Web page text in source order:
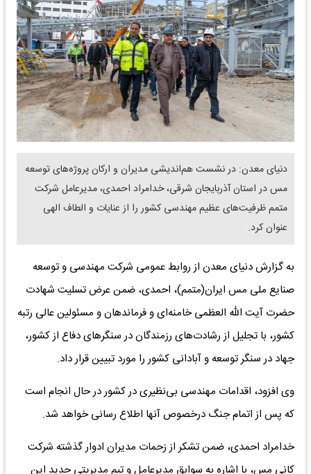
دنیای معدن: در نشست هم‌اندیشی مدیران و ارکان پروژه‌‌های توسعه
مس در استان آذربایجان شرقی، خدامراد احمدی، مدیرعامل شرکت
متمم ظرفیت‌های عظیم مهندسی کشور را از عنایات و الطاف الهی
عنوان کرد.
به گزارش دنیای معدن از روابط عمومی شرکت مهندسی و توسعه
صنایع ملی مس ایران(متمم)، احمدی، ضمن عرض تسلیت شهادت
حضرت آیت الله العظمی خامنه‌ای و فرماندهان و مسئولین عالی رتبه
کشور، با تجلیل از رشادت‌های رزمندگان در سنگرهای دفاع از کشور،
جهاد در سنگر توسعه و آبادانی کشور را مورد تبیین قرار داد.
وی افزود، اقدامات مهندسی بی‌نظیری در کشور در حال انجام است
که پس از اتمام جنگ درخصوص آنها اطلاع رسانی خواهد شد.
خدامراد احمدی، ضمن تشکر از زحمات مدیران ادوار گذشته شرکت
کانی مس، با اشاره به سوابق مدیرعامل و تیم مدیریتی جدید این